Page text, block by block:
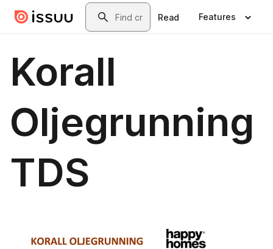
Skip to main contentSearch
Read Features
Korall
Oljegrunning
TDS